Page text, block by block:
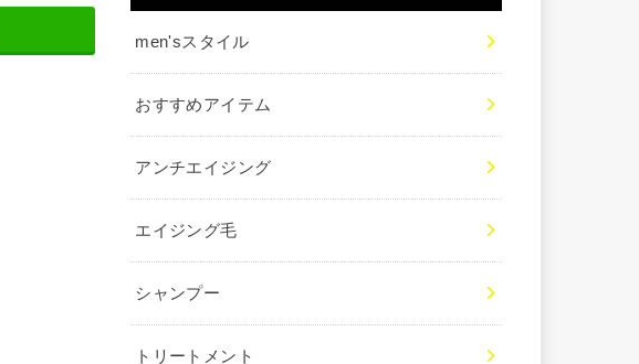
men'sスタイル
おすすめアイテム
アンチエイジング
エイジング毛
シャンプー
トリートメント